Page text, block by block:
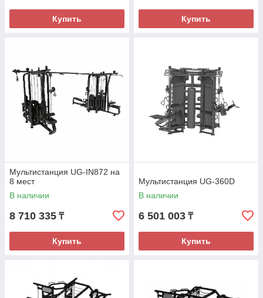
Купить Купить
Мультистанция UG-IN872 на
8 мест
В наличии
8 710 335 ₸
Купить
Мультистанция UG-360D
В наличии
6 501 003 ₸
Купить